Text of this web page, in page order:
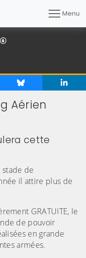
Menu
Aérien
cette
de
il attire plus de
GRATUITE, le
de pouvoir
en grande
armées.